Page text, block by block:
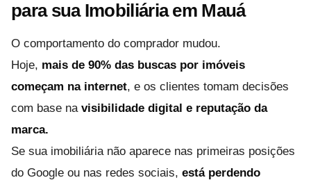
para sua Imobiliária em Mauá
O comportamento do comprador mudou.
Hoje, mais de 90% das buscas por imóveis
começam na internet, e os clientes tomam decisões
com base na visibilidade digital e reputação da
marca.
Se sua imobiliária não aparece nas primeiras posições
do Google ou nas redes sociais, está perdendo